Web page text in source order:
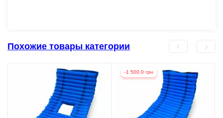
Похожие товары категории
-1 500.0 грн